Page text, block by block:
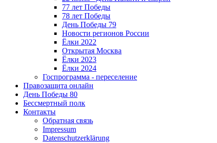
77 лет Победы
78 лет Победы
День Победы 79
Новости регионов России
Ёлки 2022
Открытая Москва
Ёлки 2023
Ёлки 2024
Госпрограмма - переселение
Правозащита онлайн
День Победы 80
Бессмертный полк
Контакты
Обратная связь
Impressum
Datenschutzerklärung